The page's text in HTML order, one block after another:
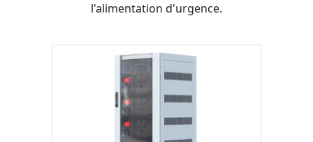
l'alimentation d'urgence.